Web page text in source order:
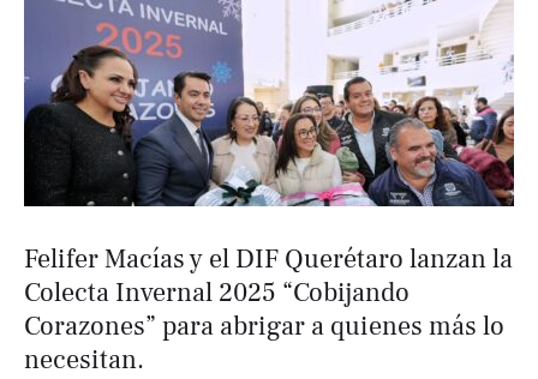
Felifer Macías y el DIF Querétaro lanzan la
Colecta Invernal 2025 “Cobijando
Corazones” para abrigar a quienes más lo
necesitan.